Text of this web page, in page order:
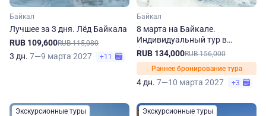
Байкал
Лучшее за 3 дня. Лёд Байкала
RUB 109,600RUB 115,080
3 дн. 7—9 марта 2027 +11
Байкал
8 марта на Байкале.
Индивидуальный тур в
феврале и марте
RUB 134,000RUB 156,000
Раннее бронирование тура
4 дн. 7—10 марта 2027 +3
Экскурсионные туры Экскурсионные туры